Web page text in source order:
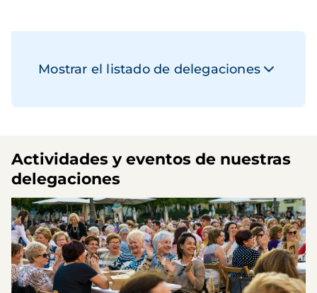
Mostrar el listado de delegaciones
Actividades y eventos de nuestras
delegaciones